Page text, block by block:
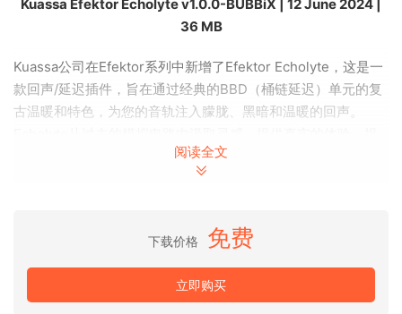
Kuassa Efektor Echolyte v1.0.0-BUBBiX | 12 June 2024 |
36 MB
Kuassa公司在Efektor系列中新增了Efektor Echolyte，这是一
款回声/延迟插件，旨在通过经典的BBD（桶链延迟）单元的复
古温暖和特色，为您的音轨注入朦胧、黑暗和温暖的回声。
升您的音色至丰富和有机回声至高无上的境界。
氛围到丰富、级联的回声，Kuassa Efektor Echolyte使您能够
以精确和细腻的方式塑造您的声音。
主要特点：
阅读全文
下载价格 免费
立即购买